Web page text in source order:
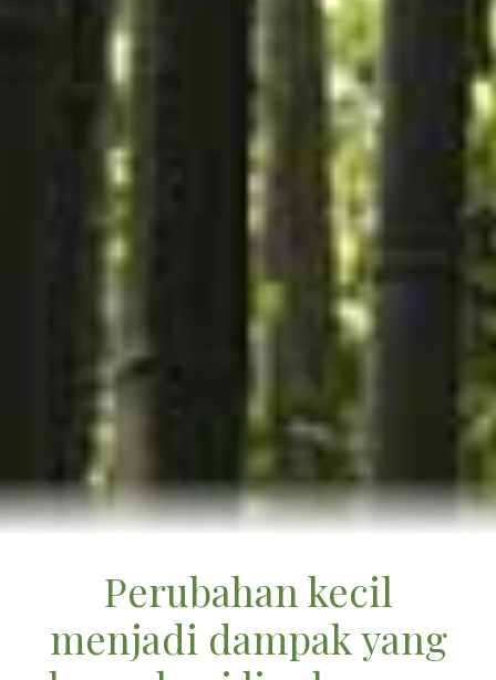
Perubahan kecil
menjadi dampak yang